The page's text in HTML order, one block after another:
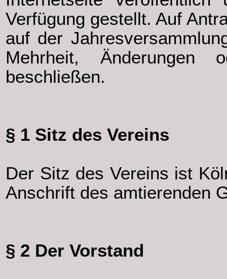
Verfügung gestellt. Auf
auf der
Mehrheit,
beschließen.
§ 1 Sitz des Vereins
Der Sitz des Vereins ist
Anschrift des amtierenden
§ 2 Der Vorstand